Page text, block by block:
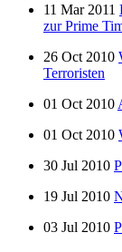
11 Mar 2011
zur Prime
26 Oct 2010
Terroristen
01 Oct 2010
01 Oct 2010
30 Jul 2010
19 Jul 2010
03 Jul 2010